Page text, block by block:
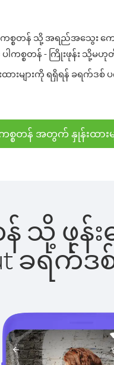
စ္စတန် သို့ အရည်အသွေး ကေ
ပါကစ္စတန် - ကြိုးဖုန်း သို့
းများကို ရရှိရန် ခရက်ဒ
ကစ္စတန် အတွက် နှုန်းထားမ
တန် သို့
ခရက်ဒ